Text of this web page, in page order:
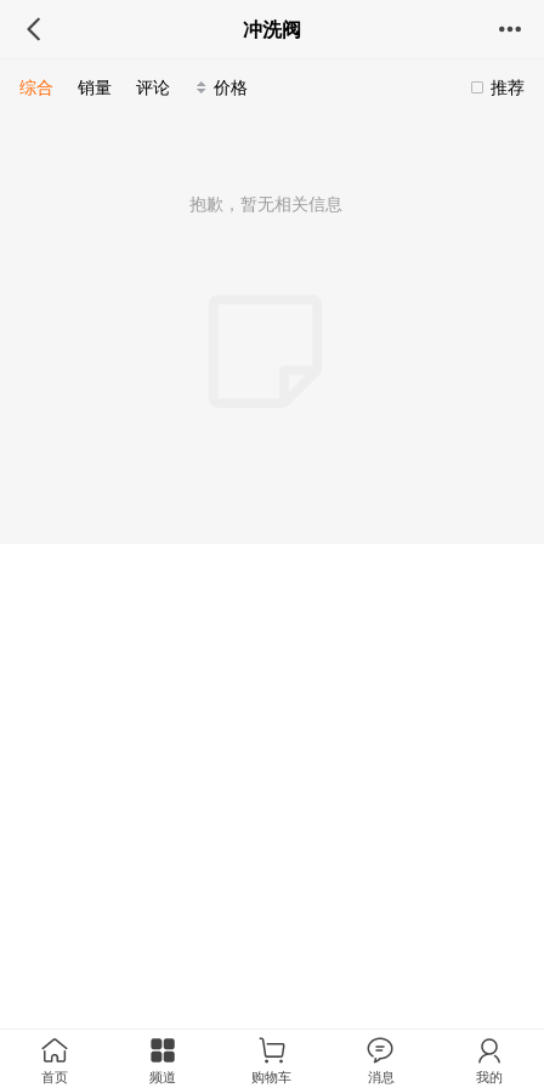
冲洗阀
推荐
综合 销量 评论 价格
抱歉，暂无相关信息
首页 频道 购物车 消息 我的